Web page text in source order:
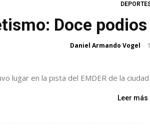
Doce
Daniel Armando Vogel -
lugar en la pista del EMDER de la
Leer más